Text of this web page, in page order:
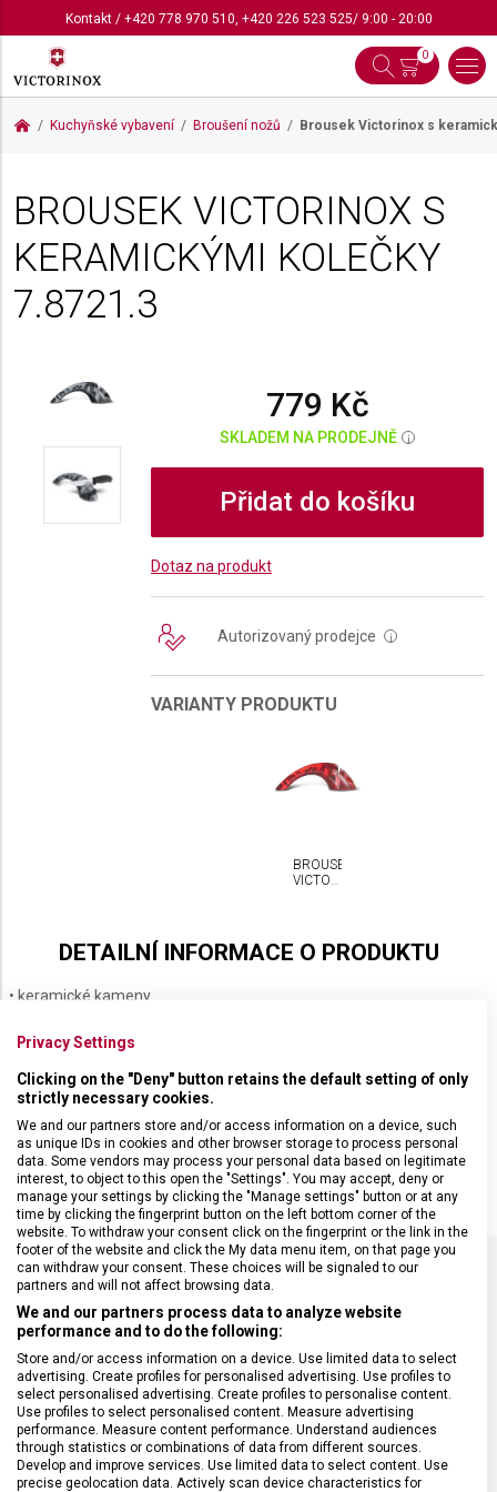
Kontakt/ +420 778 970 510, +420 226 523 525/ 9:00 - 20:00
0
Kuchyňské vybavení Broušení nožů Brousek Victorinox s
BROUSEK VICTORINOX S
KERAMICKÝMI KOLEČKY
7.8721.3
779 Kč
SKLADEM NA PRODEJNĚ i
Přidat do košíku
Dotaz na produkt
Autorizovaný prodejce i
VARIANTY PRODUKTU
BROUSEK
VICTORINOX
DETAILNÍ INFORMACE O PRODUKTU
• keramické kameny
• ergonomický tvar pro lepší manipulaci
Hřbet nože natočte směrem ven tak, aby brusný úhel dosahoval
velikosti přibližně 20 stupňů. Řezné ostří po obou stranách s jistotou
několikrát přetáhněte přes brousek. Na brousek příliš netlačte.
SPECIFIKACE PRODUKTU
DRUH ZBOŽÍ Kuchyňské vybavení
ZÁRUKA 24 měsíců
Privacy Settings
Clicking on the "Deny" button retains the default setting of only
strictly necessary cookies.
We and our partners store and/or access information on a device, such
as unique IDs in cookies and other browser storage to process personal
data. Some vendors may process your personal data based on legitimate
interest, to object to this open the "Settings". You may accept, deny or
manage your settings by clicking the "Manage settings" button or at any
time by clicking the fingerprint button on the left bottom corner of the
website. To withdraw your consent click on the fingerprint or the link in the
footer of the website and click the My data menu item, on that page you
can withdraw your consent. These choices will be signaled to our
partners and will not affect browsing data.
We and our partners process data to analyze website
performance and to do the following:
Store and/or access information on a device. Use limited data to select
advertising. Create profiles for personalised advertising. Use profiles to
select personalised advertising. Create profiles to personalise content.
Use profiles to select personalised content. Measure advertising
performance. Measure content performance. Understand audiences
through statistics or combinations of data from different sources.
Develop and improve services. Use limited data to select content. Use
precise geolocation data. Actively scan device characteristics for